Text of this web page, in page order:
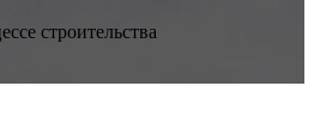
строительства